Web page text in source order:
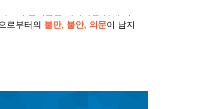
프의 즐거움을 대화하는 것에 목표
로부터의 불만, 불안, 의문이 남지